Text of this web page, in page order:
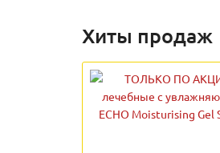
Хиты продаж